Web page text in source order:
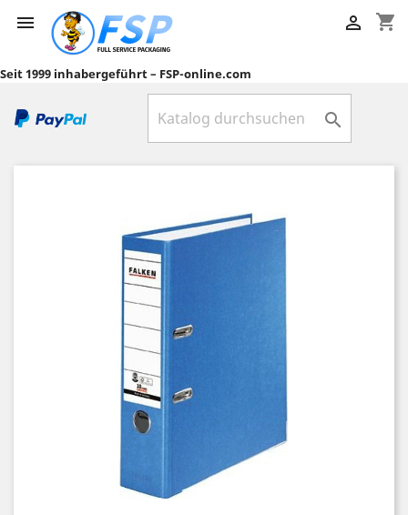
 shopping_cart

Seit 1999 inhabergeführt – FSP-online.com
